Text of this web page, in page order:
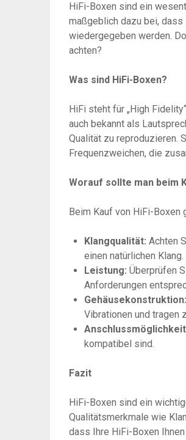
HiFi-Boxen sind ein
maßgeblich dazu bei,
wiedergegeben werden.
achten?
Was sind HiFi-Boxen?
HiFi steht für „High
auch bekannt als
Qualität zu reproduzieren.
Frequenzweichen, die
Worauf sollte man beim
Beim Kauf von HiFi-Boxen
Klangqualität: Achten
einen natürlichen Klang.
Leistung: Überprüfen
Anforderungen
Gehäusekonstruktion:
Vibrationen und tragen
kompatibel sind.
Fazit
HiFi-Boxen sind ein
Qualitätsmerkmale wie
dass Ihre HiFi-Boxen